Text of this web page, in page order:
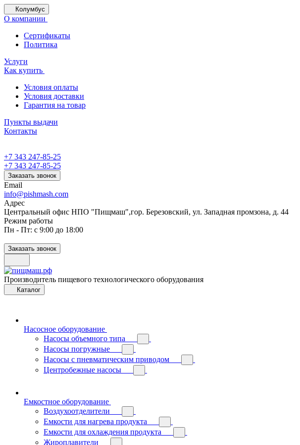
Колумбус
О компании
Сертификаты
Политика
Услуги
Как купить
Условия оплаты
Условия доставки
Гарантия на товар
Пункты выдачи
Контакты
+7 343 247-85-25
+7 343 247-85-25
Заказать звонок
Email
info@pishmash.com
Адрес
Центральный офис НПО "Пищмаш",гор. Березовский, ул. Западная промзона, д. 44
Режим работы
Пн - Пт: с 9:00 до 18:00
Заказать звонок
Производитель пищевого технологического оборудования
Каталог
Насосное оборудование
Насосы объемного типа
Насосы погружные
Насосы с пневматическим приводом
Центробежные насосы
Емкостное оборудование
Воздухоотделители
Емкости для нагрева продукта
Емкости для охлаждения продукта
Жироплавители